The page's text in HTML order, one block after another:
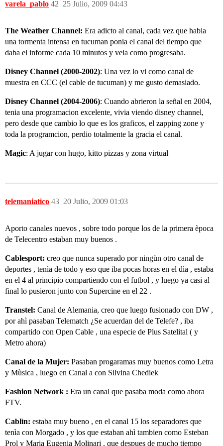
varela_pablo 25 Julio, 2009 04:43
42
The Weather Channel: Era adicto al canal, cada vez que habia
una tormenta intensa en tucuman ponia el canal del tiempo que
daba el informe cada 10 minutos y veia como progresaba.
Disney Channel (2000-2002): Una vez lo vi como canal de
muestra en CCC (el cable de tucuman) y me gusto demasiado.
Disney Channel (2004-2006): Cuando abrieron la señal en 2004,
tenia una programacion excelente, vivia viendo disney channel,
pero desde que cambio lo que es los graficos, el zapping zone y
toda la programcion, perdio totalmente la gracia el canal.
Magic: A jugar con hugo, kitto pizzas y zona virtual
telemaniatico 20 Julio, 2009 01:03
43
Aporto canales nuevos , sobre todo porque los de la primera època
de Telecentro estaban muy buenos .
Cablesport: creo que nunca superado por ningùn otro canal de
deportes , tenìa de todo y eso que iba pocas horas en el dìa , estaba
en el 4 al principio compartiendo con el futbol , y luego ya casi al
final lo pusieron junto con Supercine en el 22 .
Transtel: Canal de Alemania, creo que luego fusionado con DW ,
por ahì pasaban Telematch ¿Se acuerdan del de Telefe? , iba
compartido con Open Cable , una especie de Plus Satelital ( y
Metro ahora)
Canal de la Mujer: Pasaban progaramas muy buenos como Letra
y Mùsica , luego en Canal a con Silvina Chediek
Fashion Network : Era un canal que pasaba moda como ahora
FTV.
Cablìn: estaba muy bueno , en el canal 15 los separadores que
tenìa con Morgado , y los que estaban ahì tambien como Esteban
Prol y Maria Eugenia Molinari , que despues de mucho tiempo